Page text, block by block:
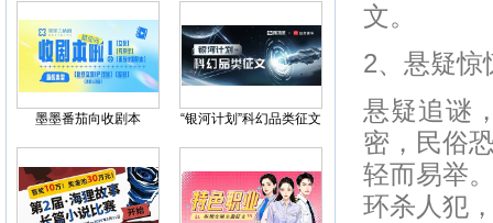
墨墨番茄向收剧本 “银河计划”科幻品类征文
文。
2、悬疑惊
悬疑追谜
密，民俗
轻而易举
环杀人犯